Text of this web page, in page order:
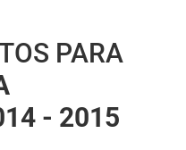
PARA
- 2015